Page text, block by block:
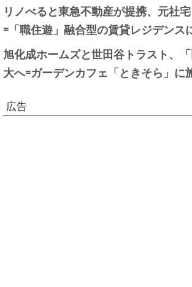
リノべると東急不動産が提携、元社
=「職住遊」融合型の賃貸レジデンス
旭化成ホームズと世田谷トラスト、
大へ=ガーデンカフェ「ときそら」に
広告